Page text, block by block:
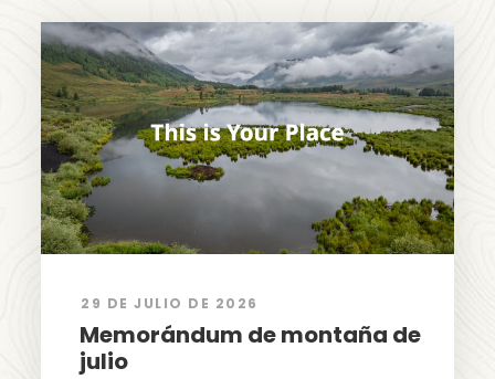
29 DE JULIO DE 2026
Memorándum de montaña de
julio